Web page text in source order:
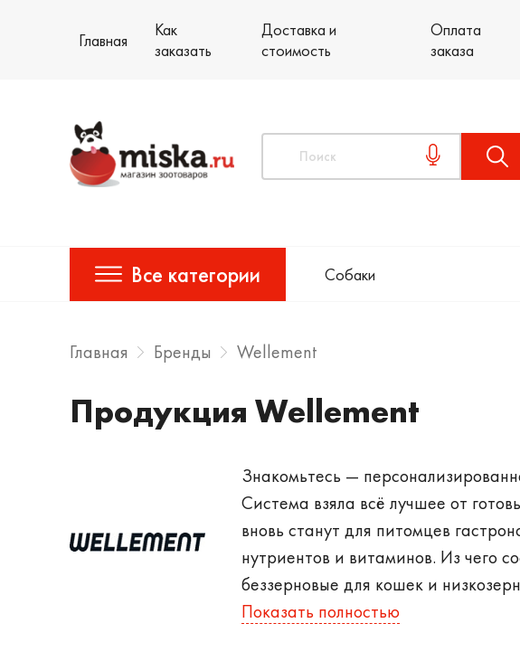
Главная
Как
заказать
Доставка и
стоимость
Оплата
заказа
Все категории Собаки
Главная Бренды Wellement
Продукция Wellement
Знакомьтесь —
Система взяла всё лучшее от
вновь станут для питомцев
нутриентов и витаминов. Из чего
беззерновые для кошек и
United PetFood — ведущего
Показать полностью